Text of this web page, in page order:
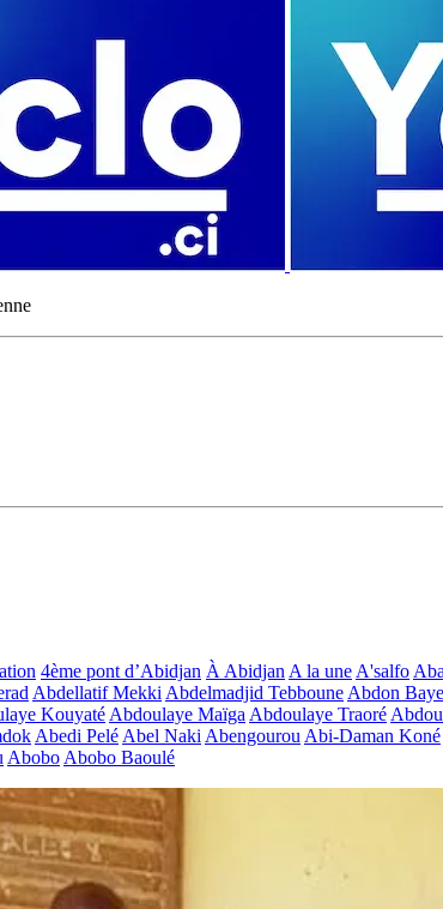
4ème pont d’Abidjan À Abidjan A la une A'salfo
Abdellatif Mekki Abdelmadjid Tebboune Abdon
Kouyaté Abdoulaye Maïga Abdoulaye Traoré
Abedi Pelé Abel Naki Abengourou Abi-Daman Koné
Abobo Abobo Baoulé